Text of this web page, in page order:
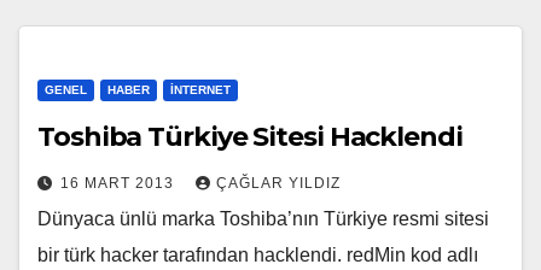
GENEL HABER İNTERNET
Toshiba Türkiye Sitesi Hacklendi
16 MART 2013 ÇAĞLAR YILDIZ
Dünyaca ünlü marka Toshiba’nın Türkiye resmi sitesi
bir türk hacker tarafından hacklendi. redMin kod adlı